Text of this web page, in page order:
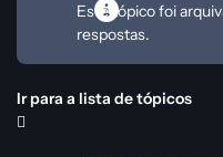
Este tópico foi
respostas.
Ir para a lista de tópicos